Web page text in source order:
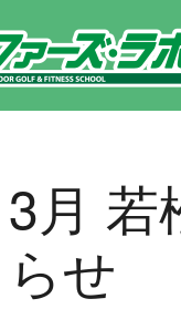
ァーズ・ラボ » 3月 若松河田店レッスン
3月 若
らせ